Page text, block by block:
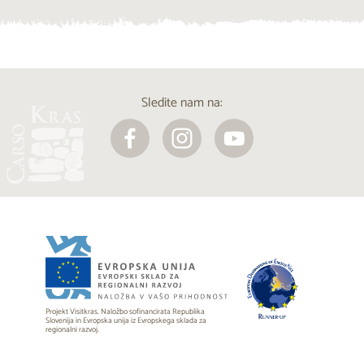
Sledite nam na:
Projekt Visitkras. Naložbo sofinancirata Republika
Slovenija in Evropska unija iz Evropskega sklada za
regionalni razvoj.